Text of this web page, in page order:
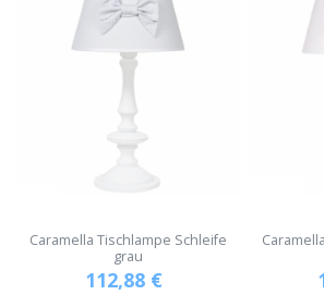
Caramella Tischlampe Schleife
grau
112,88 €